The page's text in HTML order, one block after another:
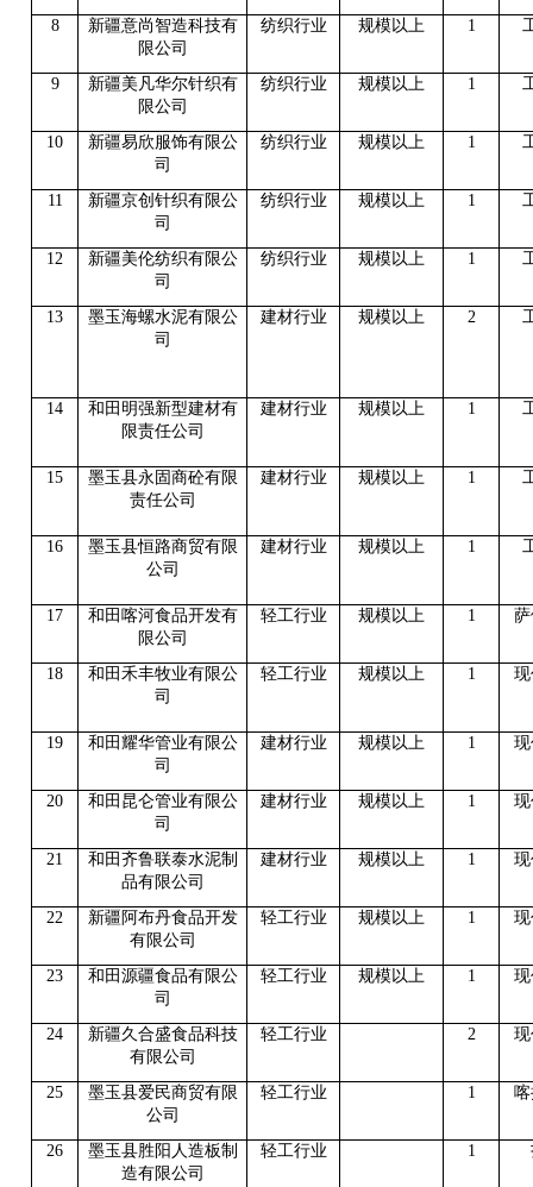
8
新疆意尚智造科技有
限公司
纺织行业 规模以上 1
9
新疆美凡华尔针织有
限公司
纺织行业 规模以上 1
10
新疆易欣服饰有限公
司
纺织行业 规模以上 1
11
新疆京创针织有限公
司
纺织行业 规模以上 1
12
新疆美伦纺织有限公
司
纺织行业 规模以上 1
13
墨玉海螺水泥有限公
司
建材行业 规模以上 2
14
和田明强新型建材有
限责任公司
建材行业 规模以上 1
15
墨玉县永固商砼有限
责任公司
建材行业 规模以上 1
16
墨玉县恒路商贸有限
公司
建材行业 规模以上 1
17
和田喀河食品开发有
限公司
轻工行业 规模以上 1
18
和田禾丰牧业有限公
司
轻工行业 规模以上 1
19
和田耀华管业有限公
司
建材行业 规模以上 1
20
和田昆仑管业有限公
司
建材行业 规模以上 1
21
和田齐鲁联泰水泥制
品有限公司
建材行业 规模以上 1
22
新疆阿布丹食品开发
有限公司
轻工行业 规模以上 1
23
和田源疆食品有限公
司
轻工行业 规模以上 1
24
新疆久合盛食品科技
有限公司
轻工行业 2
25
墨玉县爱民商贸有限
公司
轻工行业 1
26
墨玉县胜阳人造板制
造有限公司
轻工行业 1